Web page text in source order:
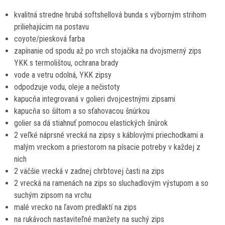
kvalitná stredne hrubá softshellová bunda s výborným strihom
priliehajúcim na postavu
coyote/piesková farba
zapínanie od spodu až po vrch stojačika na dvojsmerný zips
YKK s termolištou, ochrana brady
vode a vetru odolná, YKK zipsy
odpodzuje vodu, oleje a nečistoty
kapucňa integrovaná v golieri dvojcestnými zipsami
kapucňa so šiltom a so sťahovacou šnúrkou
golier sa dá stiahnuť pomocou elastických šnúrok
2 veľké náprsné vrecká na zipsy s káblovými priechodkami a
malým vreckom a priestorom na písacie potreby v každej z
nich
2 väčšie vrecká v zadnej chrbtovej časti na zips
2 vrecká na ramenách na zips so sluchadlovým výstupom a so
suchým zipsom na vrchu
malé vrecko na ľavom predlaktí na zips
na rukávoch nastaviteľné manžety na suchý zips